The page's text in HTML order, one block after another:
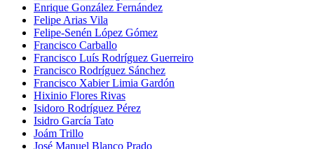
Enrique González Fernández
Felipe Arias Vila
Felipe-Senén López Gómez
Francisco Carballo
Francisco Luís Rodríguez Guerreiro
Francisco Rodríguez Sánchez
Francisco Xabier Limia Gardón
Hixinio Flores Rivas
Isidoro Rodríguez Pérez
Isidro García Tato
Joám Trillo
José Manuel Blanco Prado